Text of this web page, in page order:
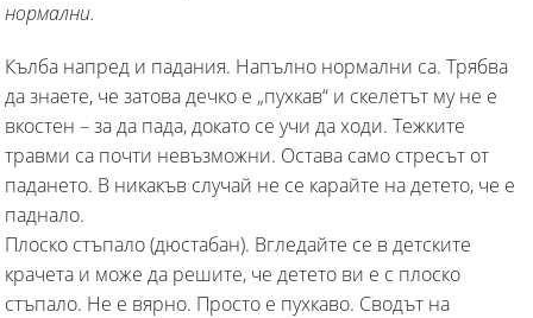
нормални.
Кълба напред и падания. Напълно нормални са. Трябва
да знаете, че затова дечко е „пухкав“ и скелетът му не е
вкостен – за да пада, докато се учи да ходи. Тежките
травми са почти невъзможни. Остава само стресът от
падането. В никакъв случай не се карайте на детето, че е
паднало.
Плоско стъпало (дюстабан). Вгледайте се в детските
крачета и може да решите, че детето ви е с плоско
стъпало. Не е вярно. Просто е пухкаво. Сводът на